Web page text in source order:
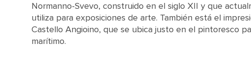
Normanno-Svevo, construido en el siglo XII y que
utiliza para exposiciones de arte. También está el
Castello Angioino, que se ubica justo en el pintoresco
marítimo.